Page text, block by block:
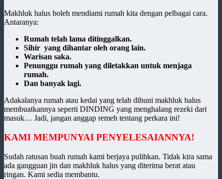
Makhluk halus boleh mendiami rumah kita dengan pelbagai cara.
Antaranya:
Rumah telah lama ditinggalkan.
Sihir yang dihantar oleh orang lain.
Warisan saka.
Penunggu rumah yang diletakkan untuk menjaga
rumah.
Dan banyak lagi.
Adakalanya rumah atau kedai yang telah dihuni makhluk halus
membuatkannya seperti DINDING yang menghalang rezeki dari
masuk… Jadi, jangan anggap remeh tentang perkara ini!
KAMI MEMPUNYAI PENYELESAIANNYA!
Sudah ratusan buah rumah kami berjaya pulihkan. Tidak kira sama
ada gangguan jin dan makhluk halus yang diterima berat atau
ringan. Kami sedia membantu.